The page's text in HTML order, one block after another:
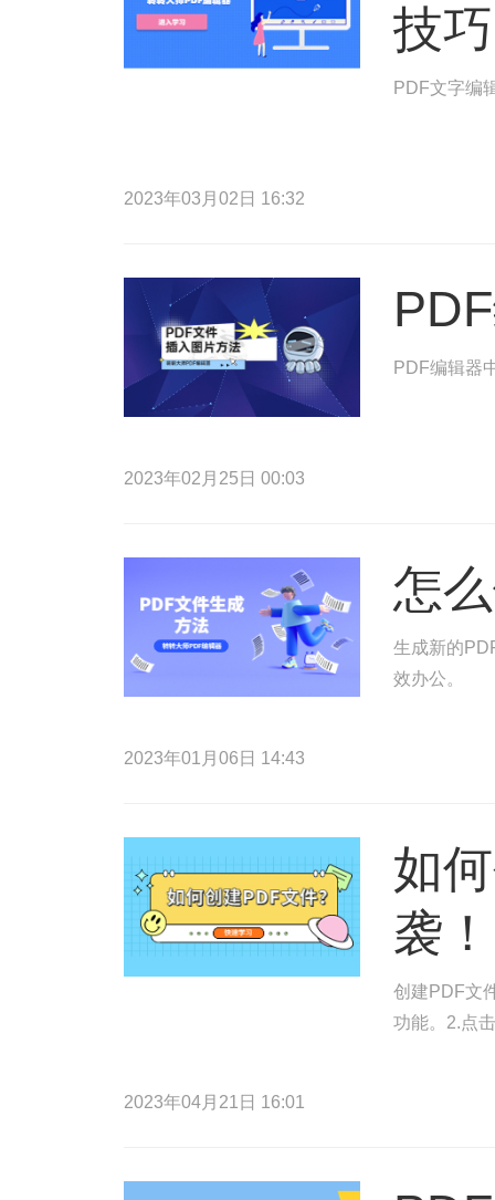
技巧
PDF文字编
2023年03月02日 16:32
PDF编辑器
2023年02月25日 00:03
怎
生成新的
效办公。
2023年01月06日 14:43
如
袭！
创建PDF文
功能。2.点
2023年04月21日 16:01